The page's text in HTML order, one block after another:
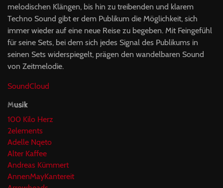
melodischen Klängen, bis hin zu treibenden und klarem
Techno Sound gibt er dem Publikum die Möglichkeit, sich
immer wieder auf eine neue Reise zu begeben. Mit Feingefühl
für seine Sets, bei dem sich jedes Signal des Publikums in
seinen Sets widerspiegelt, prägen den wandelbaren Sound
von Zeitmelodie.
SoundCloud
Musik
100 Kilo Herz
2elements
Adelle Nqeto
Alter Kaffee
Andreas Kümmert
AnnenMayKantereit